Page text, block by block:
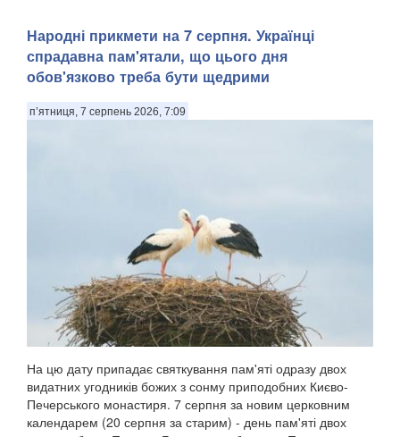
Народні прикмети на 7 серпня. Українці
спрадавна пам'ятали, що цього дня
обов'язково треба бути щедрими
п’ятниця, 7 серпень 2026, 7:09
На цю дату припадає святкування пам'яті одразу двох
видатних угодників божих з сонму приподобних Києво-
Печерського монастиря. 7 серпня за новим церковним
календарем (20 серпня за старим) - день пам'яті двох